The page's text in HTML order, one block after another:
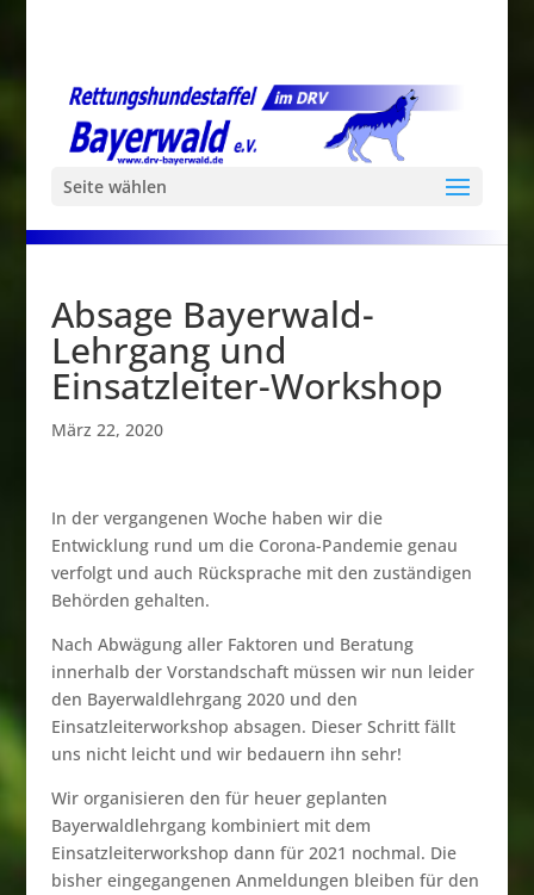
Seite wählen
Absage Bayerwald-
Lehrgang und
Einsatzleiter-Workshop
März 22, 2020
In der vergangenen Woche haben wir die
Entwicklung rund um die Corona-Pandemie genau
verfolgt und auch Rücksprache mit den zuständigen
Behörden gehalten.
Nach Abwägung aller Faktoren und Beratung
innerhalb der Vorstandschaft müssen wir nun leider
den Bayerwaldlehrgang 2020 und den
Einsatzleiterworkshop absagen. Dieser Schritt fällt
uns nicht leicht und wir bedauern ihn sehr!
Wir organisieren den für heuer geplanten
Bayerwaldlehrgang kombiniert mit dem
Einsatzleiterworkshop dann für 2021 nochmal. Die
bisher eingegangenen Anmeldungen bleiben für den